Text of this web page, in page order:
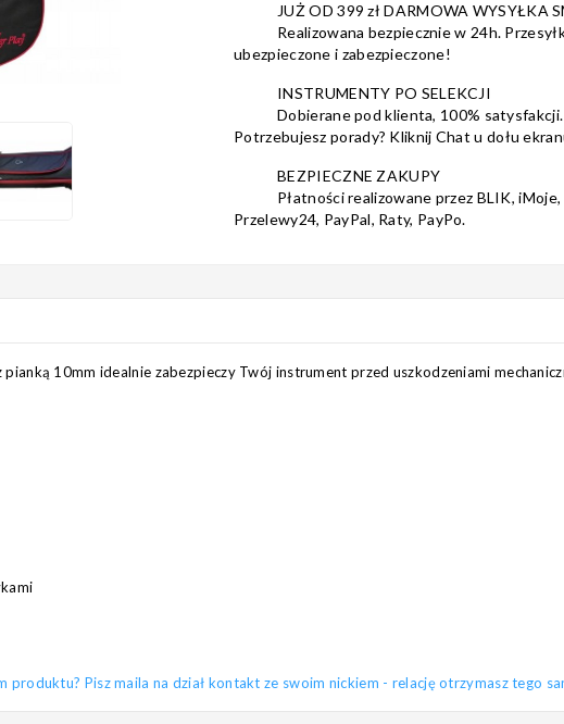
JUŻ OD 399 zł DARMOWA WYSYŁKA
Realizowana bezpiecznie w 24h.
ubezpieczone i zabezpieczone!
INSTRUMENTY PO SELEKCJI
Dobierane pod klienta, 100% satysfakcji.
Potrzebujesz porady? Kliknij Chat u dołu
BEZPIECZNE ZAKUPY
Płatności realizowane przez BLIK, iMoje,
Przelewy24, PayPal, Raty, PayPo.
10mm idealnie zabezpieczy Twój instrument przed uszkodzeniami
produktu? Pisz maila na dział kontakt ze swoim nickiem - relację otrzymasz tego